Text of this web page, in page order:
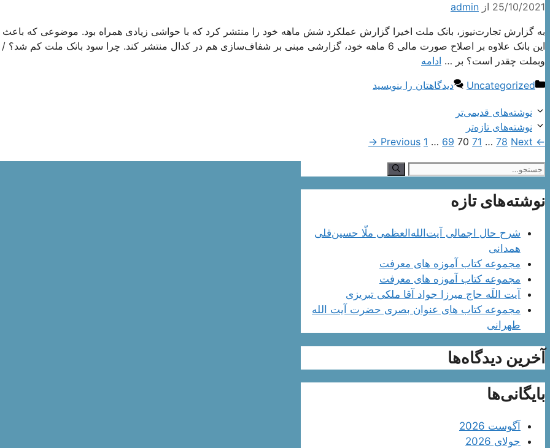
25/10/2021 از admin
به گزارش تجارت‌نیوز، بانک ملت اخیرا گزارش عملکرد شش ماهه خود را منتشر کرد که با حواشی زیادی همراه بود. موضوعی که
این بانک علاوه بر اصلاح صورت مالی 6 ماهه خود، گزارشی مبنی بر شفاف‌سازی هم در کدال منتشر کند. چرا سود بانک ملت کم
وبملت چقدر است؟ بر … ادامه
دسته‌ها
Uncategorized دیدگاهتان را بنویسید
ناوبری
نوشته‌ها
نوشته‌های قدیمی‌تر
نوشته‌های تازه‌تر
←
Page 1 …
Page 69
Page70
Page71 …
Page78 Next
→
جستجوی
نوشته‌های تازه
شرح حال اجمالی آیت‌الله‌العظمی ملّا حسین‌قلی
همدانی
مجموعه کتاب آموزه های معرفت
مجموعه کتاب آموزه های معرفت
آیت اللَه حاج میرزا جواد آقا ملکی تبریزی
مجموعه کتاب های عنوان بصری حضرت آیت الله
طهرانی
آخرین دیدگاه‌ها
بایگانی‌ها
آگوست 2026
جولای 2026